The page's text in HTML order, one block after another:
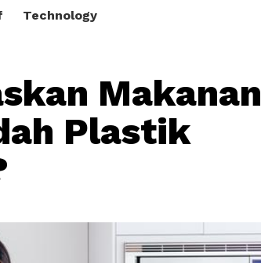
Technology
Makanan
Plastik